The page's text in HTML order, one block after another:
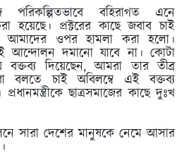
বহিরাগত এনে
হয়েছে। প্রক্টরের কাছে জবাব চাই
আমাদের ওপর হামলা করা হলো।
দমানো যাবে না। কোটা
বক্তব্য দিয়েছেন, আমরা তার তীব্র
বলতে চাই অবিলম্বে এই বক্তব্য
ছাত্রসমাজের কাছে দুঃখ
সারা দেশের মানুষকে নেমে আসার